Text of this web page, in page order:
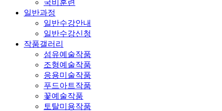
국비훈련
일반과정
일반수강안내
일반수강신청
작품갤러리
섬유예술작품
조형예술작품
응용미술작품
푸드아트작품
꽃예술작품
토탈미용작품